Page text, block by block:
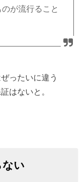
が流行ること
ったいに違う
はないと。
ない